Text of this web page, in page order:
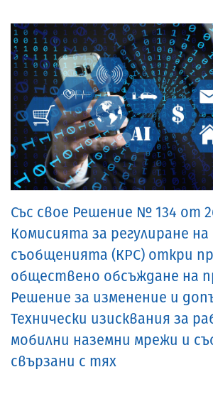
на Съвета за изменение на
Съвета за честотните ленти, които
за координираното въвеждане
общоевропейски наземни клетъчни
комуникации в Общността. Част
изменения в проекта за
Тарифата са с оглед определяне на
обвързана с използваната
мрежата. Направени са и някои
Тези промени целят да отстранят
противоречия в практическото
развитието на мрежите им и
електронни съобщителни услуги.
В съответствие със ЗЕС и на
ал. 2, от закона, регулаторът
обществено обсъждане.
Направените в срок
проекта на Тарифа за таксите,
от Комисията за регулиране на
ще бъдат разгледани от КРС.
-->
Със свое Решение № 134 от
Комисията за регулиране на
съобщенията (КРС) откри
обществено обсъждане на
Решение за изменение и
Технически изисквания за
мобилни наземни мрежи и
свързани с тях